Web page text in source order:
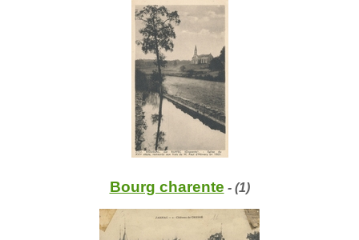
Bourg charente - (1)